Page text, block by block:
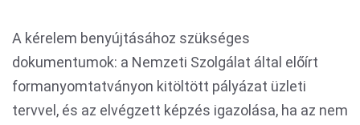
A kérelem benyújtásához szükséges
dokumentumok: a Nemzeti Szolgálat által előírt
formanyomtatványon kitöltött pályázat üzleti
tervvel, és az elvégzett képzés igazolása, ha az nem